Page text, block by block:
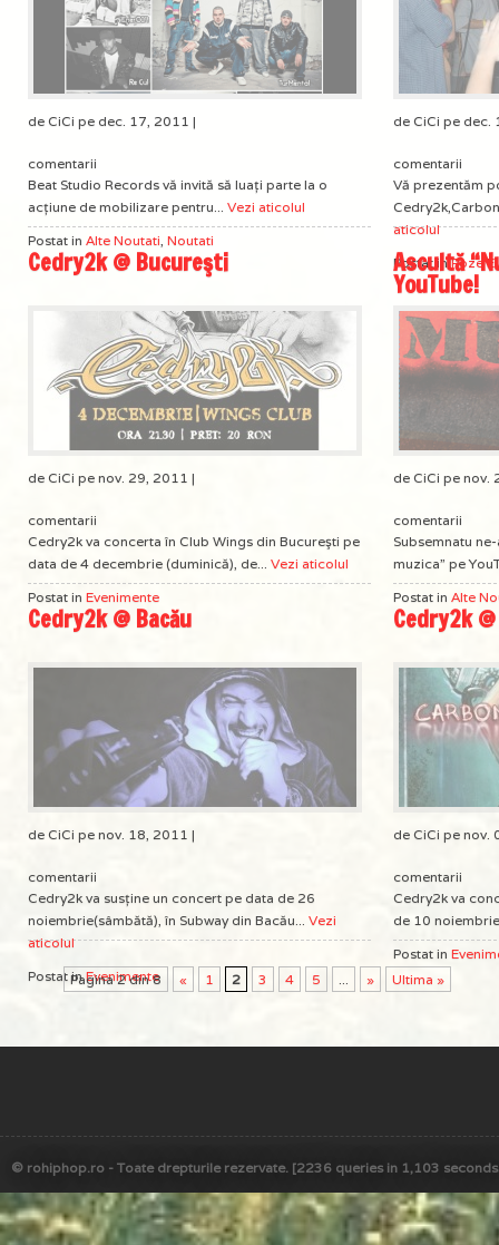
de CiCi pe dec. 17, 2011 |
comentarii
Beat Studio Records vă invită să luați parte la o
acțiune de mobilizare pentru... Vezi aticolul
Postat in Alte Noutati, Noutati
de CiCi pe dec.
comentarii
Vă prezentăm
aticolul
Postat inPoze
Cedry2k @ Bucureşti
de CiCi pe nov. 29, 2011 |
comentarii
Cedry2k va concerta în Club Wings din Bucureşti pe
data de 4 decembrie (duminică), de... Vezi aticolul
Postat in Evenimente
Ascultă
YouTube!
de CiCi pe nov.
comentarii
Subsemnatu
muzica” pe
Postat in Alte
Cedry2k @ Bacău
de CiCi pe nov. 18, 2011 |
comentarii
Cedry2k va susţine un concert pe data de 26
noiembrie(sâmbătă), în Subway din Bacău... Vezi
aticolul
Postat inEvenimente
Cedry2k
de CiCi pe nov.
comentarii
Cedry2k va
de 10
Postat in
Pagina 2 din 8
« 1 2 3 4 5 ... » Ultima »
© rohiphop.ro - Toate drepturile rezervate. [2236 queries in 1,103